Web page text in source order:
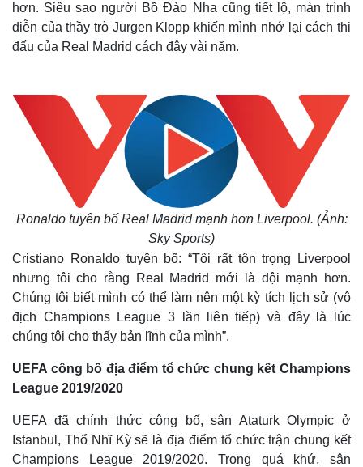
hơn. Siêu sao người Bồ Đào Nha cũng tiết lộ, màn trình
diễn của thầy trò Jurgen Klopp khiến mình nhớ lại cách thi
đấu của Real Madrid cách đây vài năm.
Ronaldo tuyên bố Real Madrid mạnh hơn Liverpool. (Ảnh:
Sky Sports)
Cristiano Ronaldo tuyên bố: “Tôi rất tôn trọng Liverpool
nhưng tôi cho rằng Real Madrid mới là đội mạnh hơn.
Chúng tôi biết mình có thể làm nên một kỳ tích lịch sử (vô
địch Champions League 3 lần liên tiếp) và đây là lúc
chúng tôi cho thấy bản lĩnh của mình”.
UEFA công bố địa điểm tổ chức chung kết Champions
League 2019/2020
UEFA đã chính thức công bố, sân Ataturk Olympic ở
Istanbul, Thổ Nhĩ Kỳ sẽ là địa điểm tổ chức trận chung kết
Champions League 2019/2020. Trong quá khứ, sân